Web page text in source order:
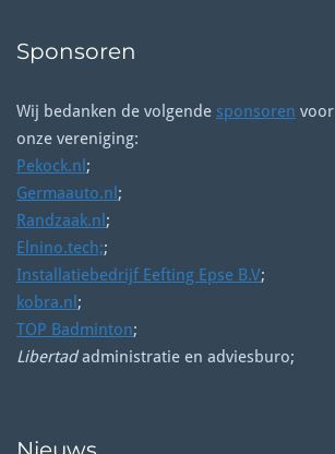
Sponsoren
Wij bedanken de volgende sponsoren
onze vereniging:
Pekock.nl ;
Germaauto.nl ;
Randzaak.nl ;
Elnino.tech;;
Installatiebedrijf Eefting Epse B.V;
kobra.nl ;
TOP Badminton;
Libertadadministratie en adviesburo;